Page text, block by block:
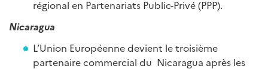
régional en Partenariats Public-Privé (PPP).
Nicaragua
L’Union Européenne devient le troisième
partenaire commercial du Nicaragua après les